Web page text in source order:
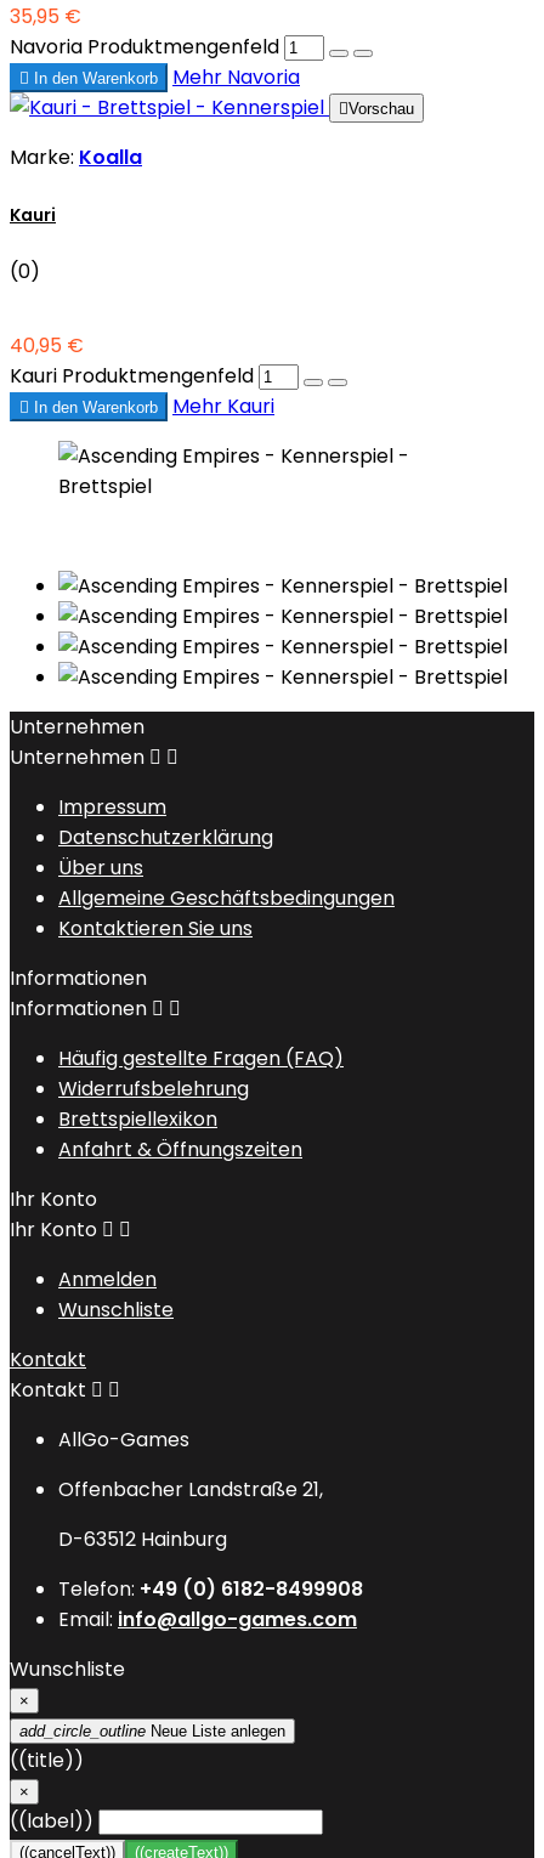
35,95 €
Navoria Produktmengenfeld
 In den Warenkorb Mehr Navoria
Vorschau
Marke: Koalla
Kauri
(0)
40,95 €
Kauri Produktmengenfeld
 In den Warenkorb Mehr Kauri
Unternehmen
Unternehmen  
Impressum
Datenschutzerklärung
Über uns
Allgemeine Geschäftsbedingungen
Kontaktieren Sie uns
Informationen
Informationen  
Häufig gestellte Fragen (FAQ)
Widerrufsbelehrung
Brettspiellexikon
Anfahrt & Öffnungszeiten
Ihr Konto
Ihr Konto  
Anmelden
Wunschliste
Kontakt
Kontakt  
AllGo-Games
Offenbacher Landstraße 21,
D-63512 Hainburg
Telefon: +49 (0) 6182-8499908
Email: info@allgo-games.com
Wunschliste
×
add_circle_outline Neue Liste anlegen
((title))
×
((label))
((cancelText)) ((createText))